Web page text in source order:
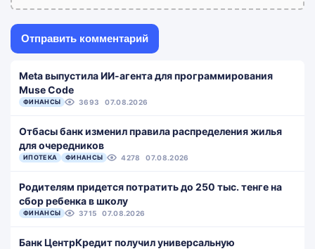
Meta выпустила ИИ-агента для программирования
Muse Code
ФИНАНСЫ 3693 07.08.2026
Отбасы банк изменил правила распределения жилья
для очередников
ИПОТЕКА ФИНАНСЫ 4278 07.08.2026
Родителям придется потратить до 250 тыс. тенге на
сбор ребенка в школу
ФИНАНСЫ 3715 07.08.2026
Банк ЦентрКредит получил универсальную